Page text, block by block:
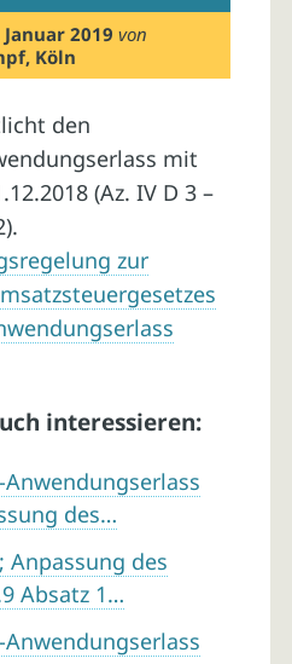
Januar 2019 von
Köln
den
mit
(Az. IV D 3 –
zur
interessieren:
des…
Anpassung des
Absatz 1…